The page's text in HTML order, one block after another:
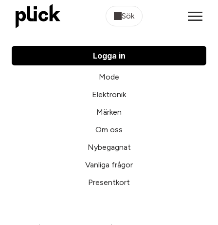
Sök
Logga in
Mode
Elektronik
Märken
Om oss
Nybegagnat
Vanliga frågor
Presentkort